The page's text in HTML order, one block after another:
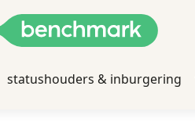
statushouders & inburgering